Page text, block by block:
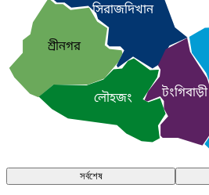
শ্রীনগর
সিরাজদিখান
টংগিবাড়ী
লৌহজং
সর্বশেষ